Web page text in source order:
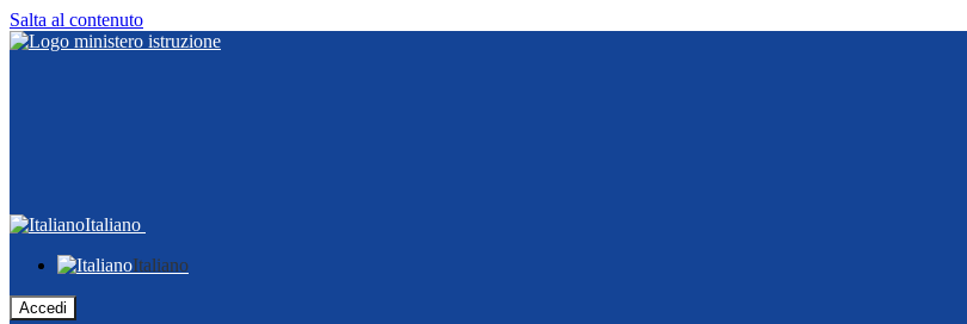
Salta al contenuto
Italiano
Italiano
Accedi